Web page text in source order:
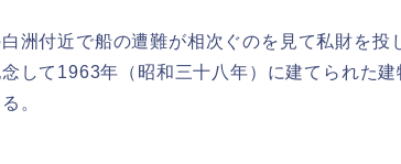
洲付近で船の遭難が相次ぐのを見て私財を投
して1963年（昭和三十八年）に建てられた
。